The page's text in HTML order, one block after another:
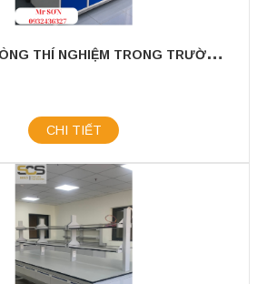
T
HIẾT KẾ PHÒNG THÍ NGHIỆM TRONG TRƯỜNG HỌC
CHI TIẾT